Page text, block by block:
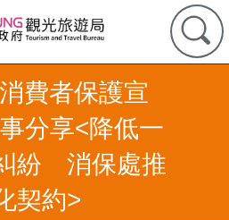
費者保護宣
分享<降低一
紛 消保處推
契約>